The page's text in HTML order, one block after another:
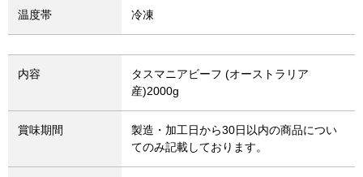
温度帯 冷凍
内容
タスマニアビーフ (オーストラリア
産)2000g
賞味期間
製造・加工日から30日以内の商品につい
てのみ記載しております。